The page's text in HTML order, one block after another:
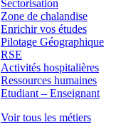
Sectorisation
Zone de chalandise
Enrichir vos études
Pilotage Géographique
RSE
Activités hospitalières
Ressources humaines
Etudiant – Enseignant
Voir tous les métiers